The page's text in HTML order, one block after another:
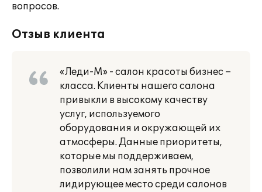
вопросов.
Отзыв клиента
«Леди-М» - салон красоты бизнес –
класса. Клиенты нашего салона
привыкли в высокому качеству
услуг, используемого
оборудования и окружающей их
атмосферы. Данные приоритеты,
которые мы поддерживаем,
позволили нам занять прочное
лидирующее место среди салонов